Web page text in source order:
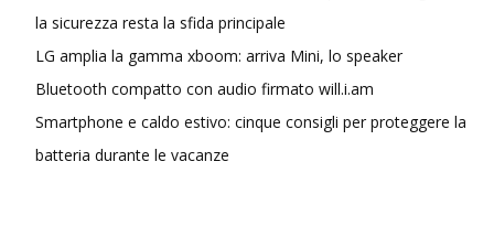
la sicurezza resta la sfida principale
LG amplia la gamma xboom: arriva Mini, lo speaker
Bluetooth compatto con audio firmato will.i.am
Smartphone e caldo estivo: cinque consigli per proteggere la
batteria durante le vacanze